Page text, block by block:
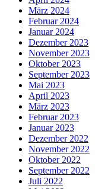
März 2024
Februar 2024
Januar 2024
Dezember 2023
November 2023
Oktober 2023
September 2023
Mai 2023
April 2023
März 2023
Februar 2023
Januar 2023
Dezember 2022
November 2022
Oktober 2022
September 2022
Juli 2022